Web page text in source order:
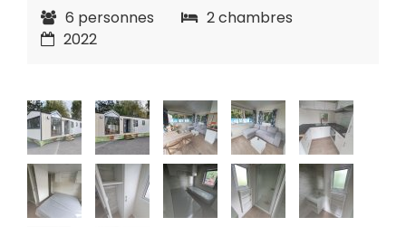
6 personnes
2 chambres
2022